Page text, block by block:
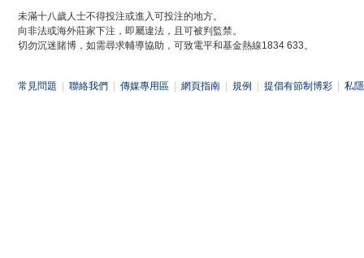
未滿十八歲人士不得投注或進入可投注的地方。
向非法或海外莊家下注，即屬違法，且可被判監禁。
切勿沉迷賭博，如需尋求輔導協助，可致電平和基金熱線1834 633。
常見問題 聯絡我們 傳媒專用區 網頁指南 規例 提倡有節制博彩 私